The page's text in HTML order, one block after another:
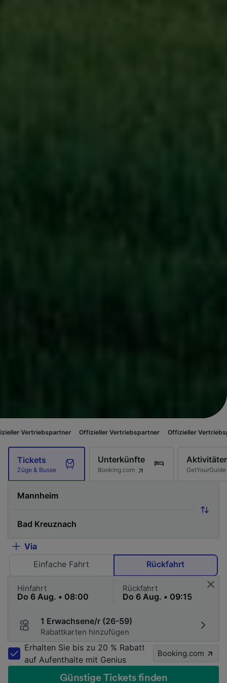
Offizieller Vertriebspartner Offizieller Vertriebspartner
Tickets
Züge & Busse
Unterkünfte
Booking.com GetYourGuide
Via
Einfache Fahrt
Rückfahrt
Hinfahrt Rückfahrt
1 Erwachsene/r (26-59)
Rabattkarten hinzufügen
Erhalten Sie bis zu 20 % Rabatt
auf Aufenthalte mit Genius
Booking.com
Günstige Tickets finden